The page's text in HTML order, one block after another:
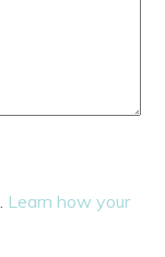
Learn how your